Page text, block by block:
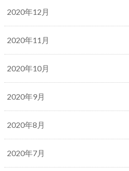
2020年12月
2020年11月
2020年10月
2020年9月
2020年8月
2020年7月